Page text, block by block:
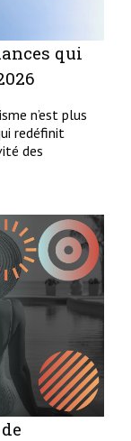
qui
n’est plus
redéfinit
des